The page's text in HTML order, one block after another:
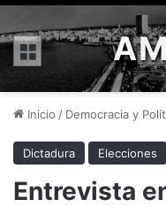
Menú
Inicio / Democracia y
Dictadura Elecciones
Entrevista